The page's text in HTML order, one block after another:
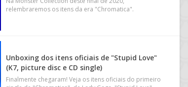
relembraremos os itens da era "Chromatica".
Unboxing dos itens oficiais de "Stupid Love"
(K7, picture disc e CD single)
Finalmente chegaram! Veja os itens oficiais do primeiro